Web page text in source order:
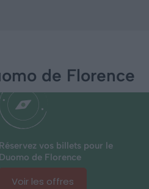
de Florence
Réservez vos billets pour le
Duomo de Florence
Voir les offres